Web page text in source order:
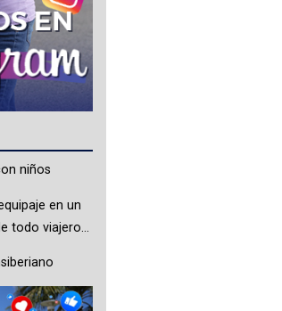
niños
en un
todo viajero…